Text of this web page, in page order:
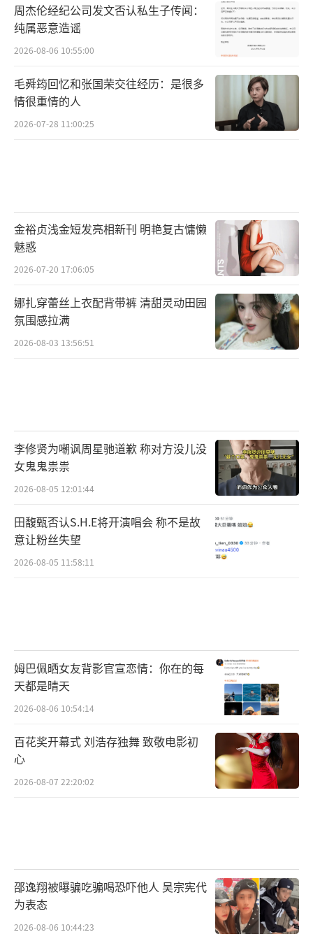
周杰伦经纪公司发文否认私生子传闻：
纯属恶意造谣
2026-08-06 10:55:00
毛舜筠回忆和张国荣交往经历：是很多
情很重情的人
2026-07-28 11:00:25
金裕贞浅金短发亮相新刊 明艳复古慵懒
魅惑
2026-07-20 17:06:05
娜扎穿蕾丝上衣配背带裤 清甜灵动田园
氛围感拉满
2026-08-03 13:56:51
李修贤为嘲讽周星驰道歉 称对方没儿没
女鬼鬼祟祟
2026-08-05 12:01:44
田馥甄否认S.H.E将开演唱会 称不是故
意让粉丝失望
2026-08-05 11:58:11
姆巴佩晒女友背影官宣恋情：你在的每
天都是晴天
2026-08-06 10:54:14
百花奖开幕式 刘浩存独舞 致敬电影初
心
2026-08-07 22:20:02
邵逸翔被曝骗吃骗喝恐吓他人 吴宗宪代
为表态
2026-08-06 10:44:23